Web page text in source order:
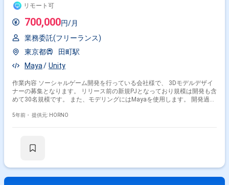
リモート可
700,000円/月
業務委託(フリーランス)
東京都
田町駅
Maya
Unity
作業内容 ソーシャルゲーム開発を行っている会社様で、 3Dモデルデザイ
ナーの募集となります。 リリース前の新規PJとなっており規模は開発も含
めて30名規模です。 また、モデリングにはMayaを使用します。 開発過程
ーを繰り返しながら作業を推進していける 推進力のあるポジティブな方を
ョン整理 ・外注対応 【開発環境】 ・OS：Windows ・環境及び使
5年前・ 提供元: HORNO